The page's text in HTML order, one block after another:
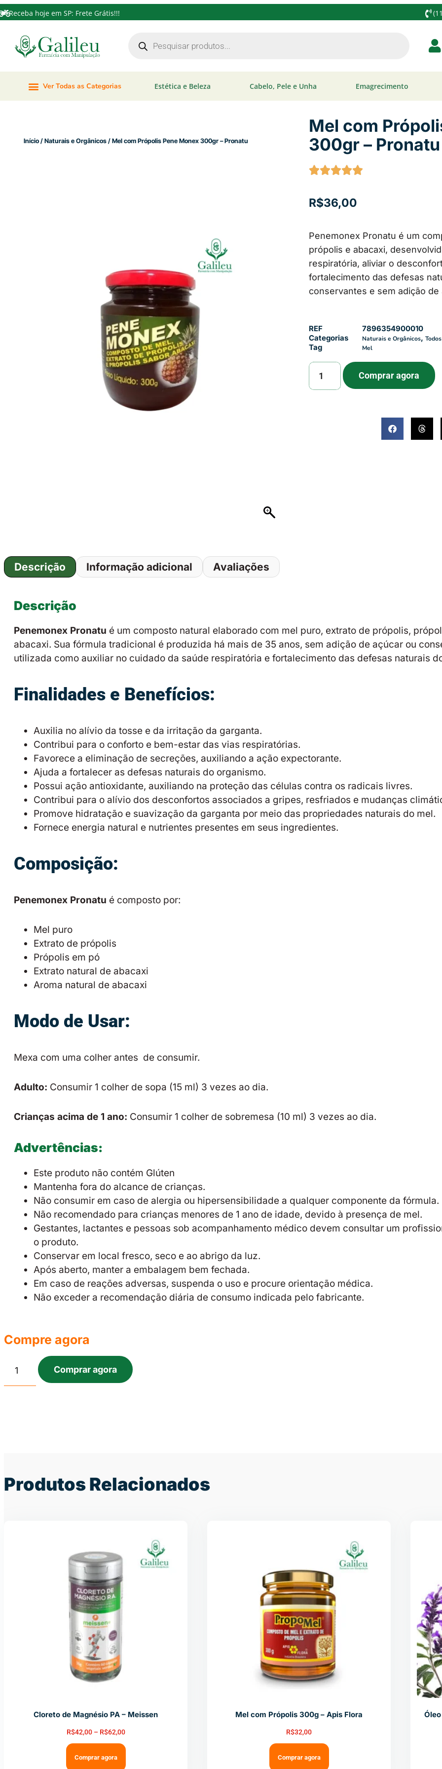
Receba hoje em SP: Frete Grátis!!!
Ver Todas as Categorias Estética e Beleza Cabelo, Pele e Unha Emagrecimento
Mel com
300gr – Pronatu
R$36,00
Penemonex Pronatu é um
própolis e abacaxi,
respiratória, aliviar o
fortalecimento das defesas
conservantes e sem adição de
REF
7896354900010
Categorias
Naturais e Orgânicos,
Tag Mel
Comprar agora
Descrição Informação adicional Avaliações
Descrição
Penemonex Pronatu é um composto natural elaborado com mel puro, extrato de própolis,
abacaxi. Sua fórmula tradicional é produzida há mais de 35 anos, sem adição de açúcar ou
utilizada como auxiliar no cuidado da saúde respiratória e fortalecimento das defesas naturais
Finalidades e Benefícios:
Auxilia no alívio da tosse e da irritação da garganta.
Contribui para o conforto e bem-estar das vias respiratórias.
Favorece a eliminação de secreções, auxiliando a ação expectorante.
Ajuda a fortalecer as defesas naturais do organismo.
Possui ação antioxidante, auxiliando na proteção das células contra os radicais livres.
Contribui para o alívio dos desconfortos associados a gripes, resfriados e mudanças
Promove hidratação e suavização da garganta por meio das propriedades naturais do mel.
Fornece energia natural e nutrientes presentes em seus ingredientes.
Composição:
Penemonex Pronatu é composto por:
Mel puro
Extrato de própolis
Própolis em pó
Extrato natural de abacaxi
Aroma natural de abacaxi
Modo de Usar:
Mexa com uma colher antes de consumir.
Adulto: Consumir 1 colher de sopa (15 ml) 3 vezes ao dia.
Crianças acima de 1 ano: Consumir 1 colher de sobremesa (10 ml) 3 vezes ao dia.
Advertências:
Este produto não contém Glúten
Mantenha fora do alcance de crianças.
Não consumir em caso de alergia ou hipersensibilidade a qualquer componente da fórmula.
Não recomendado para crianças menores de 1 ano de idade, devido à presença de mel.
Gestantes, lactantes e pessoas sob acompanhamento médico devem consultar um
o produto.
Conservar em local fresco, seco e ao abrigo da luz.
Após aberto, manter a embalagem bem fechada.
Em caso de reações adversas, suspenda o uso e procure orientação médica.
Não exceder a recomendação diária de consumo indicada pelo fabricante.
Compre agora
Comprar agora
Produtos Relacionados
Cloreto de Magnésio PA – Meissen
R$42,00 – R$62,00
Comprar agora
Mel com Própolis 300g – Apis Flora
R$32,00
Comprar agora